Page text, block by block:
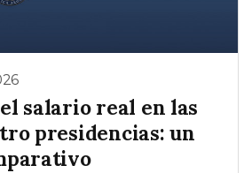
salario real en las
presidencias: un